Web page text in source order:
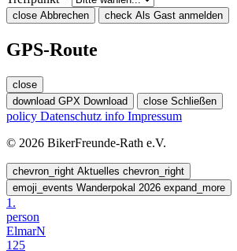
close Abbrechen check Als Gast anmelden
GPS-Route
close
download GPX Download close Schließen
policy Datenschutz info Impressum
© 2026 BikerFreunde-Rath e.V.
chevron_right Aktuelles chevron_right
emoji_events Wanderpokal 2026 expand_more
1.
person
ElmarN
125